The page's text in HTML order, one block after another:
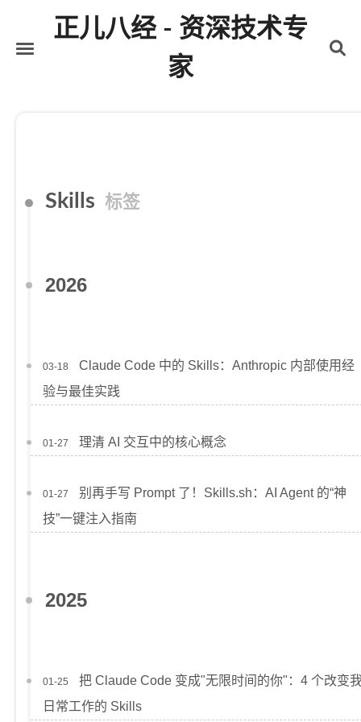
正儿八经 - 资深技术专
家
Skills 标签
2026
03-18
Claude Code 中的 Skills：Anthropic 内部使用经
验与最佳实践
01-27 理清 AI 交互中的核心概念
01-27
别再手写 Prompt 了！Skills.sh：AI Agent 的“神
技”一键注入指南
2025
01-25
把 Claude Code 变成"无限时间的你"：4 个改变
日常工作的 Skills